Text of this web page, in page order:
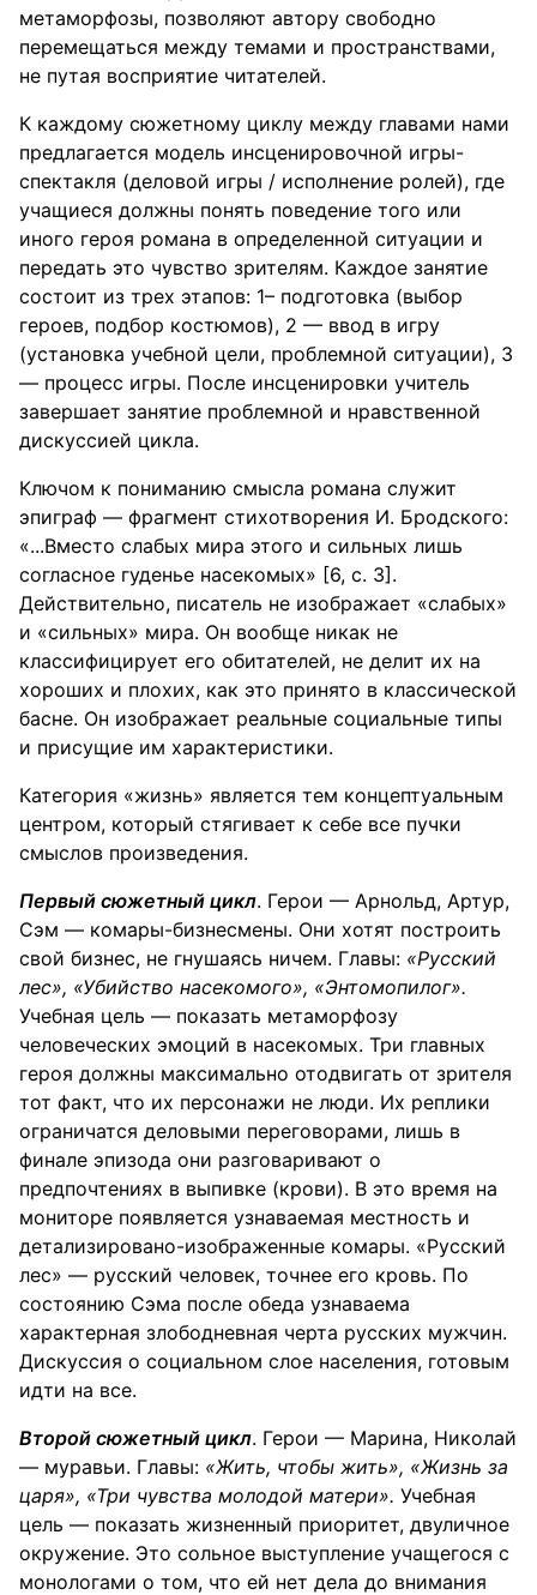
метаморфозы, позволяют автору свободно
перемещаться между темами и пространствами,
не путая восприятие читателей.
К каждому сюжетному циклу между главами нами
предлагается модель инсценировочной игры-
спектакля (деловой игры / исполнение ролей), где
учащиеся должны понять поведение того или
иного героя романа в определенной ситуации и
передать это чувство зрителям. Каждое занятие
состоит из трех этапов: 1– подготовка (выбор
героев, подбор костюмов), 2 — ввод в игру
(установка учебной цели, проблемной ситуации), 3
— процесс игры. После инсценировки учитель
завершает занятие проблемной и нравственной
дискуссией цикла.
Ключом к пониманию смысла романа служит
эпиграф — фрагмент стихотворения И. Бродского:
«...Вместо слабых мира этого и сильных лишь
согласное гуденье насекомых» [6, с. 3].
Действительно, писатель не изображает «слабых»
и «сильных» мира. Он вообще никак не
классифицирует его обитателей, не делит их на
хороших и плохих, как это принято в классической
басне. Он изображает реальные социальные типы
и присущие им характеристики.
Категория «жизнь» является тем концептуальным
центром, который стягивает к себе все пучки
смыслов произведения.
Первый сюжетный цикл. Герои — Арнольд, Артур,
Сэм — комары-бизнесмены. Они хотят построить
свой бизнес, не гнушаясь ничем. Главы: «Русский
лес», «Убийство насекомого», «Энтомопилог».
Учебная цель — показать метаморфозу
человеческих эмоций в насекомых. Три главных
героя должны максимально отодвигать от зрителя
тот факт, что их персонажи не люди. Их реплики
ограничатся деловыми переговорами, лишь в
финале эпизода они разговаривают о
предпочтениях в выпивке (крови). В это время на
мониторе появляется узнаваемая местность и
детализировано-изображенные комары. «Русский
лес» — русский человек, точнее его кровь. По
состоянию Сэма после обеда узнаваема
характерная злободневная черта русских мужчин.
Дискуссия о социальном слое населения, готовым
идти на все.
Второй сюжетный цикл. Герои — Марина, Николай
— муравьи. Главы: «Жить, чтобы жить», «Жизнь за
царя», «Три чувства молодой матери». Учебная
цель — показать жизненный приоритет, двуличное
окружение. Это сольное выступление учащегося с
монологами о том, что ей нет дела до внимания